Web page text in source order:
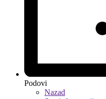
Podovi
Nazad